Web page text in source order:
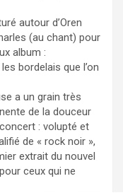
autour d’Oren
(au chant) pour
album :
bordelais que l’on
a un grain très
de la douceur
: volupté et
de « rock noir »,
extrait du nouvel
ceux qui ne